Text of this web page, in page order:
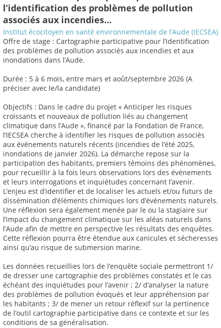
l’identification des problèmes de pollution
associés aux incendies...
Institut écocitoyen en santé environnementale de l’Aude (IECSEA)
Offre de stage : Cartographie participative pour l’identification
des problèmes de pollution associés aux incendies et aux
inondations dans l’Aude.
Durée : 5 à 6 mois, entre mars et août/septembre 2026 (A
préciser avec le/la candidate)
Objectifs : Dans le cadre du projet « Anticiper les risques
croissants et nouveaux de pollution liés au changement
climatique dans l’Aude », financé par la Fondation de France,
l’IECSEA cherche à identifier les risques de pollution associés
aux événements naturels récents (incendies de l’été 2025,
inondations de janvier 2026). La démarche repose sur la
participation des habitants, premiers témoins des phénomènes,
pour recueillir à la fois leurs observations lors des événements
et leurs interrogations et inquiétudes concernant l’avenir.
L’enjeu est d’identifier et de localiser les actuels et/ou futurs de
dissémination d’éléments chimiques lors d’événements naturels.
Une réflexion sera également menée par le ou la stagiaire sur
l’impact du changement climatique sur les aléas naturels dans
l’Aude afin de mettre en perspective les résultats des enquêtes.
Cette réflexion pourra être étendue aux canicules et sécheresses
ainsi qu’au risque de submersion marine.
Les données recueillies lors de l’enquête sociale permettront 1/
de dresser une cartographie des problèmes constatés et le cas
échéant des inquiétudes pour l’avenir ; 2/ d’analyser la nature
des problèmes de pollution évoqués et leur appréhension par
les habitants ; 3/ de mener un retour réflexif sur la pertinence
de l’outil cartographie participative dans ce contexte et sur les
conditions de sa généralisation.